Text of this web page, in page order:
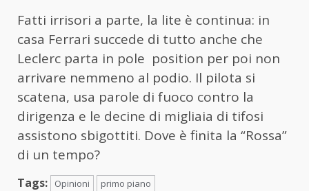
Fatti irrisori a parte, la lite è continua: in
casa Ferrari succede di tutto anche che
Leclerc parta in pole position per poi non
arrivare nemmeno al podio. Il pilota si
scatena, usa parole di fuoco contro la
dirigenza e le decine di migliaia di tifosi
assistono sbigottiti. Dove è finita la “Rossa”
di un tempo?
Tags: Opinioni primo piano